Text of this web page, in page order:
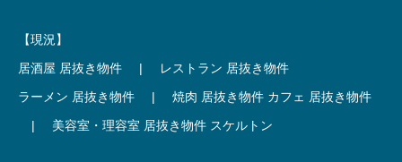
【現況】
居酒屋 居抜き物件
|
レストラン 居抜き物件
ラーメン 居抜き物件
| 焼肉 居抜き物件 カフェ 居抜き物件
|
美容室・理容室 居抜き物件 スケルトン